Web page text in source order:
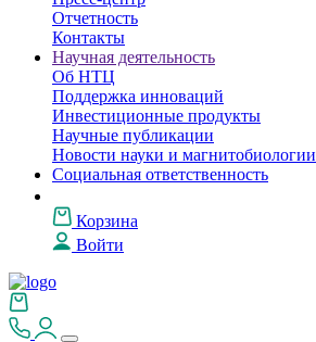
Отчетность
Контакты
Научная деятельность
Об НТЦ
Поддержка инноваций
Инвестиционные продукты
Научные публикации
Новости науки и магнитобиологии
Социальная ответственность
Корзина
Войти